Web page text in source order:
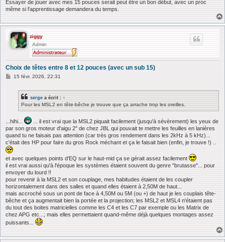
Essayer de jouer avec mes 15 pouces serait peut être un bon début, avec un proc
même si l'apprentissage demandera du temps.
ziggy
Admin
Choix de têtes entre 8 et 12 pouces (avec un sub 15)
M15 févr. 2026, 22:31
serge a écrit : ↑
Pour les MSL2 en tête-bêche je trouve que ça arrache trop les oreilles.
...hihi...
... il est vrai que la MSL2 piquait facilement (jusqu'à sévèrement) les yeux de
par son gros moteur d'aigu 2" de chez JBL qui pouvait te mettre les feuilles en lanières
quand tu ne faisais pas attention (car très gros rendement dans les 2kHz à 5 kHz)...
c'était des HP pour faire du gros Rock méchant et ça le faisait bien (enfin, je trouve !) ..
et avec quelques points d'EQ sur le haut-mid ça se gérait assez facilement
il est vrai aussi qu'à l'époque les systèmes étaient souvent du genre "brutasse"... pour
envoyer du lourd !!
pour revenir à la MSL2 et son couplage, mes habitudes étaient de les coupler
horizontalement dans des salles et quand elles étaient à 2,50M de haut...
mais accroché sous un pont de face à 4,50M ou 5M (ou +) de haut je les couplais tête-
bêche et ça augmentait bien la portée et la projection; les MSL2 et MSL4 n'étaient pas
du tout des boites matricielles comme les C4 et les C7 par exemple ou les Matrix de
chez APG etc...; mais elles permettaient quand-même déjà quelques montages assez
puissants...